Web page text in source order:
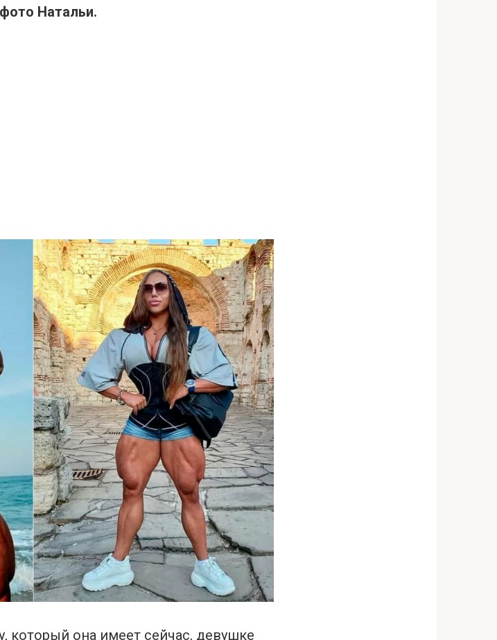
Натальи.
который она имеет сейчас, девушке